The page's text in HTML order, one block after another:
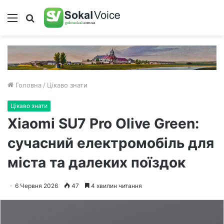
Меню Пошук
Головна / Цікаво знати
Цікаво знати
Xiaomi SU7 Pro Olive Green:
сучасний електромобіль для
міста та далеких поїздок
6 Червня 2026 47 4 хвилин читання